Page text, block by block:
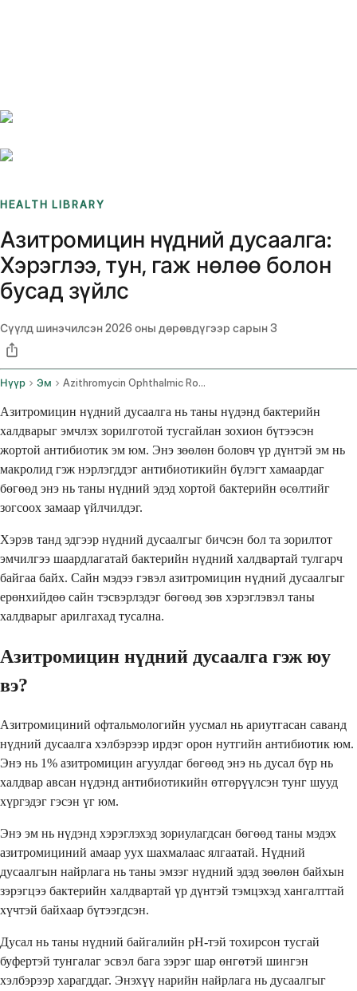
HEALTH LIBRARY
Азитромицин нүдний дусаалга:
Хэрэглээ, тун, гаж нөлөө болон
бусад зүйлс
Сүүлд шинэчилсэн2026 оны дөрөвдүгээр сарын 3
Нүүр Эм Azithromycin Ophthalmic Route
Азитромицин нүдний дусаалга нь таны нүдэнд бактерийн
халдварыг эмчлэх зорилготой тусгайлан зохион бүтээсэн
жортой антибиотик эм юм. Энэ зөөлөн боловч үр дүнтэй эм нь
макролид гэж нэрлэгддэг антибиотикийн бүлэгт хамаардаг
бөгөөд энэ нь таны нүдний эдэд хортой бактерийн өсөлтийг
зогсоох замаар үйлчилдэг.
Хэрэв танд эдгээр нүдний дусаалгыг бичсэн бол та зорилтот
эмчилгээ шаардлагатай бактерийн нүдний халдвартай тулгарч
байгаа байх. Сайн мэдээ гэвэл азитромицин нүдний дусаалгыг
ерөнхийдөө сайн тэсвэрлэдэг бөгөөд зөв хэрэглэвэл таны
халдварыг арилгахад тусална.
Азитромицин нүдний дусаалга гэж юу
вэ?
Азитромициний офтальмологийн уусмал нь ариутгасан саванд
нүдний дусаалга хэлбэрээр ирдэг орон нутгийн антибиотик юм.
Энэ нь 1% азитромицин агуулдаг бөгөөд энэ нь дусал бүр нь
халдвар авсан нүдэнд антибиотикийн өтгөрүүлсэн тунг шууд
хүргэдэг гэсэн үг юм.
Энэ эм нь нүдэнд хэрэглэхэд зориулагдсан бөгөөд таны мэдэх
азитромициний амаар уух шахмалаас ялгаатай. Нүдний
дусаалгын найрлага нь таны эмзэг нүдний эдэд зөөлөн байхын
зэрэгцээ бактерийн халдвартай үр дүнтэй тэмцэхэд хангалттай
хүчтэй байхаар бүтээгдсэн.
Дусал нь таны нүдний байгалийн pH-тэй тохирсон тусгай
буфертэй тунгалаг эсвэл бага зэрэг шар өнгөтэй шингэн
хэлбэрээр харагддаг. Энэхүү нарийн найрлага нь дусаалгыг